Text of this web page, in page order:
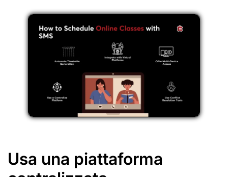
Usa una piattaforma